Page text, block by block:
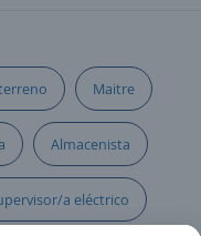
Maitre
Almacenista
a eléctrico